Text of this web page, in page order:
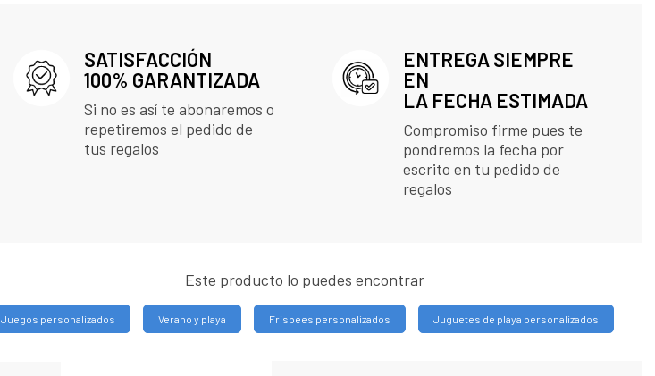
SATISFACCIÓN
100% GARANTIZADA
Si no es así te abonaremos o
repetiremos el pedido de
tus regalos
ENTREGA SIEMPRE
EN
LA FECHA ESTIMADA
Compromiso firme pues te
pondremos la fecha por
escrito en tu pedido de
regalos
Este producto lo puedes encontrar
Juegos personalizados Verano y playa Frisbees personalizados Juguetes de playa personalizados